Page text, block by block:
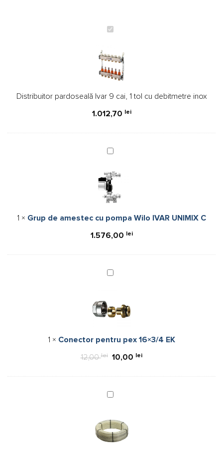
Distribuitor
9
cai,
tol
cu
inox
Distribuitor pardoseală Ivar 9 cai, 1 tol cu debitmetre inox
1.012,70 lei
Grup
amestec
cu
pompa
IVAR
UNIMIX
1 × Grup de amestec cu pompa Wilo IVAR UNIMIX C
1.576,00 lei
Conector
16×3/4
EK
1 × Conector pentru pex 16×3/4 EK
12,00lei
Prețul
fost:
10,00 leiPrețul
Teava
pardoseală
ivar